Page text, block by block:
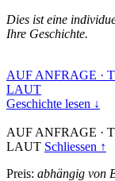
Dies ist eine
Ihre Geschichte.
AUF ANFRAGE ·
LAUT
Geschichte lesen ↓
AUF ANFRAGE ·
LAUT Schliessen ↑
Preis: abhängig von